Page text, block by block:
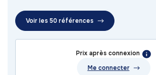
Voir les 50 références
Prix après connexion
Me connecter